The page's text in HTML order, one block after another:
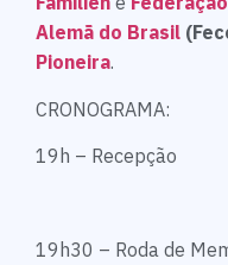
Alemã do Brasil
Pioneira.
CRONOGRAMA:
19h – Recepção
19h30 – Roda de